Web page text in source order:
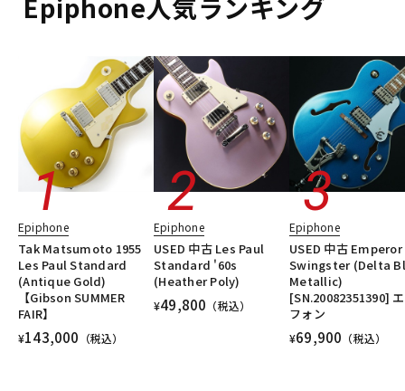
DJ機器 DTM
DTM オンライン納品 レコーディング機器
配信/ライブ機器 楽器アクセサリ
中古 ヴィンテージ
Epiphone人気ランキング
Epiphone
Tak Matsumoto 1955
Les Paul Standard
(Antique Gold)
【Gibson SUMMER
FAIR】
¥143,000 （税込）
Epiphone
USED 中古 Les Paul
Standard '60s
(Heather Poly)
¥49,800 （税込）
Epiphone
USED 中古 Emperor
Swingster (Delta
Metallic)
[SN.20082351390]
フォン
¥69,900 （税込）